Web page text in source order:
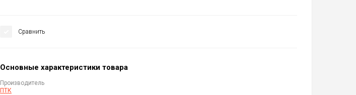
Сравнить
Основные характеристики товара
Производитель
ПТК